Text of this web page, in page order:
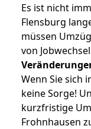
Es ist nicht
Flensburg
müssen
von
Wenn Sie sich
keine Sorge!
kurzfristige
Frohnhausen